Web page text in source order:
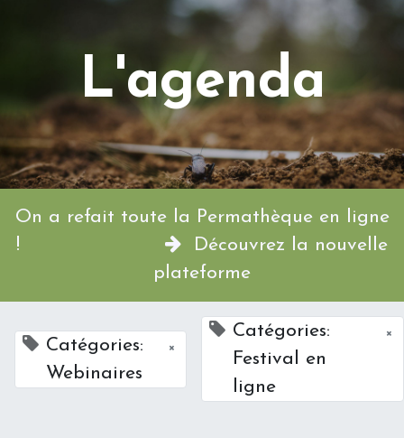
L'agenda
On a refait toute la Permathèque en ligne
!
Découvrez la nouvelle
plateforme
Catégories:
Webinaires
×
Catégories:
Festival en
ligne
×